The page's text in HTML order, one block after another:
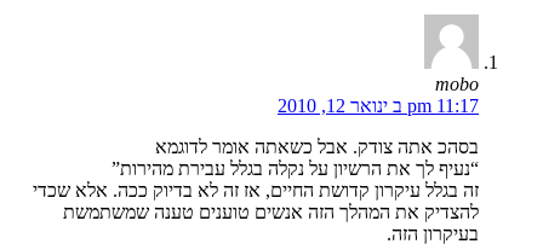
mobo
11:17 pm ב ינואר 12, 2010
בסהכ אתה צודק. אבל כשאתה אומר לדוגמא
“נעיף לך את הרשיון על נקלה בגלל עבירת מהירות”
זה בגלל עיקרון קדושת החיים, אז זה לא בדיוק ככה. אלא שכדי
להצדיק את המהלך הזה אנשים טוענים טענה שמשתמשת
בעיקרון הזה.